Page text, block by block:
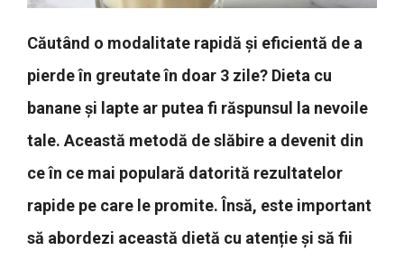
Căutând o modalitate rapidă și eficientă de a
pierde în greutate în doar 3 zile? Dieta cu
banane și lapte ar putea fi răspunsul la nevoile
tale. Această metodă de slăbire a devenit din
ce în ce mai populară datorită rezultatelor
rapide pe care le promite. Însă, este important
să abordezi această dietă cu atenție și să fii